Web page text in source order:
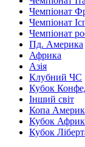
Чемпіонат
Чемпіонат
Чемпіонат
Пд. Америка
Африка
Азія
Клубний ЧС
Кубок
Інший світ
Копа
Кубок
Кубок